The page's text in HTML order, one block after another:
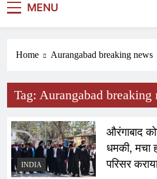
MENU
Home Aurangabad breaking news
Tag: Aurangabad breaking
INDIA
औरंगाबाद
धमकी, मचा
परिसर